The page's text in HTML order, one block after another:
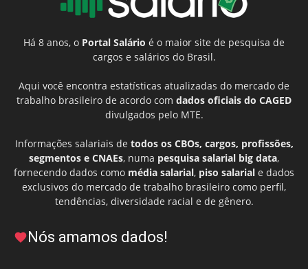
Há 8 anos, o Portal Salário é o maior site de pesquisa de
cargos e salários do Brasil.
Aqui você encontra estatísticas atualizadas do mercado de
trabalho brasileiro de acordo com dados oficiais do CAGED
divulgados pelo MTE.
Informações salariais de todos os CBOs, cargos, profissões,
segmentos e CNAEs, numa pesquisa salarial big data,
fornecendo dados como média salarial, piso salarial e dados
exclusivos do mercado de trabalho brasileiro como perfil,
tendências, diversidade racial e de gênero.
Nós amamos dados!